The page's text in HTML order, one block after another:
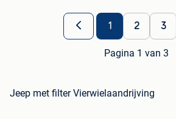
1 2 3
Pagina 1 van 3
Jeep met filter Vierwielaandrijving